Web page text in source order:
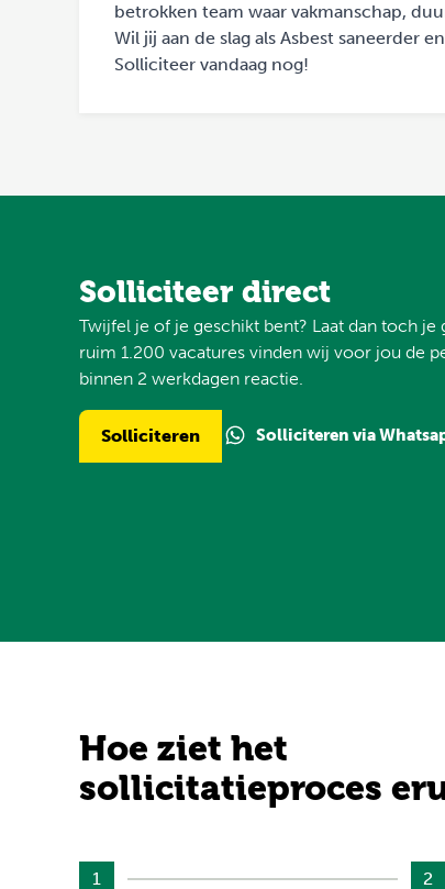
betrokken team waar vakmanschap,
Wil jij aan de slag als Asbest saneerder
Solliciteer vandaag nog!
Solliciteer direct
Twijfel je of je geschikt bent? Laat dan toch je
ruim 1.200 vacatures vinden wij voor jou de
binnen 2 werkdagen reactie.
Solliciteren Solliciteren via
Hoe ziet het
sollicitatieproces
1 2